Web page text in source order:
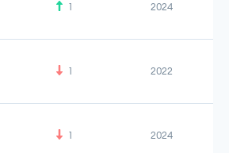
1 2024
1 2022
1 2024